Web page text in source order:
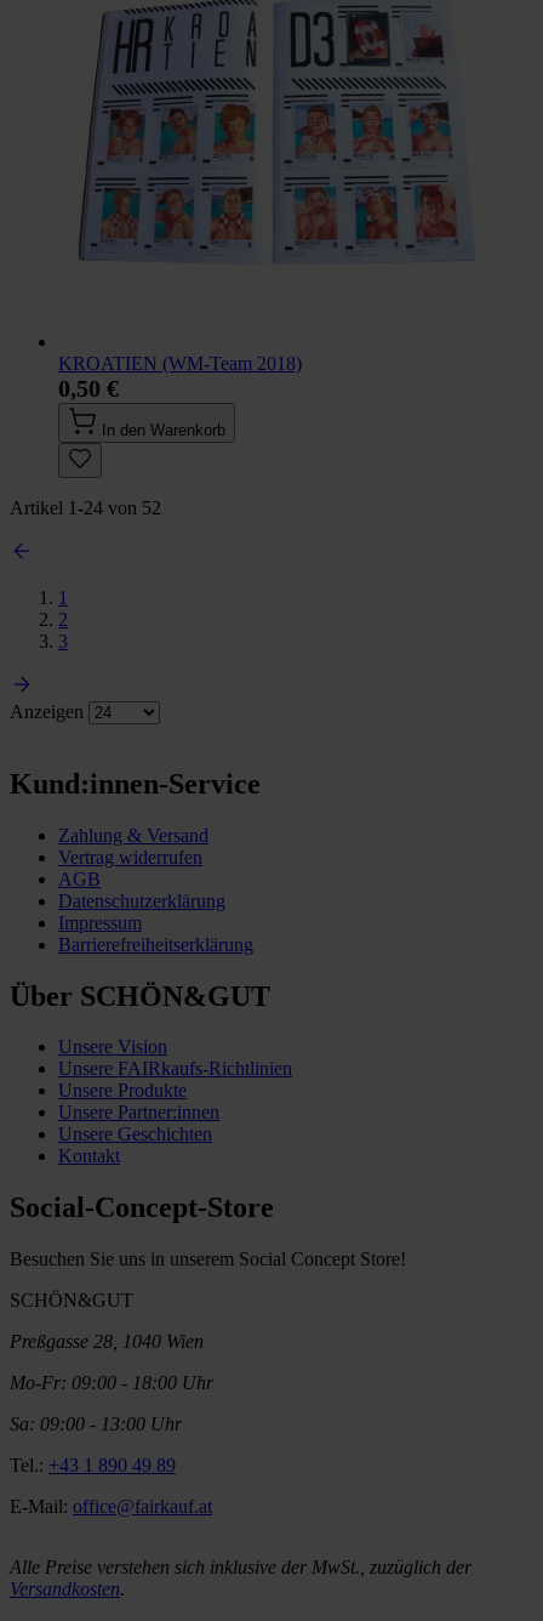
KROATIEN (WM-Team 2018)
0,50 €
In den Warenkorb
Artikel 1-24 von 52
1
2
3
Anzeigen
Kund:innen-Service
Zahlung & Versand
Vertrag widerrufen
AGB
Datenschutzerklärung
Impressum
Barrierefreiheitserklärung
Über SCHÖN&GUT
Unsere Vision
Unsere FAIRkaufs-Richtlinien
Unsere Produkte
Unsere Partner:innen
Unsere Geschichten
Kontakt
Social-Concept-Store
Besuchen Sie uns in unserem Social Concept Store!
SCHÖN&GUT
Preßgasse 28, 1040 Wien
Mo-Fr: 09:00 - 18:00 Uhr
Sa: 09:00 - 13:00 Uhr
Tel.: +43 1 890 49 89
E-Mail: office@fairkauf.at
Alle Preise verstehen sich inklusive der MwSt., zuzüglich der
Versandkosten.